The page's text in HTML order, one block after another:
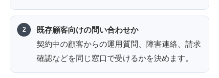
既存顧客向けの問い合わせか
契約中の顧客からの運用質問、障害連絡、請求
確認などを同じ窓口で受けるかを決めます。